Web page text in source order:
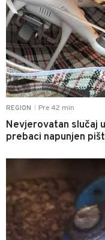
REGION Pre 42 min
Nevjerovatan slučaj
prebaci napunjen